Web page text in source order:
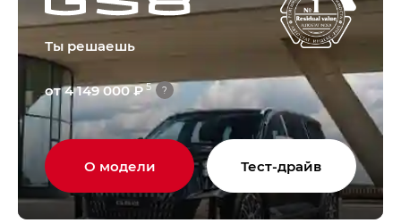
от 4 149 000 ₽5 ?
Ты решаешь
О модели Тест-драйв